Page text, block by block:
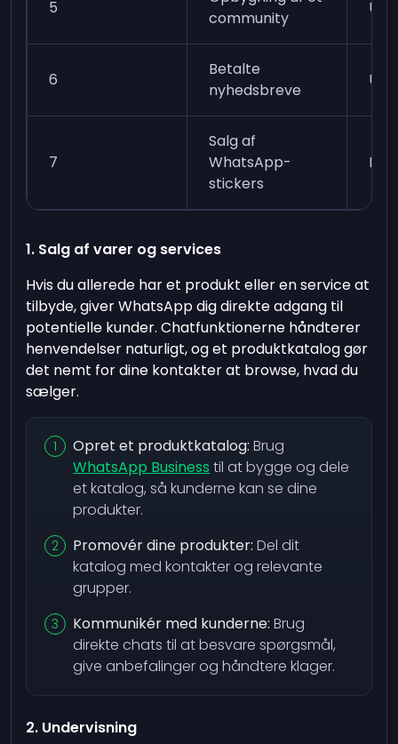
5
community
6
Betalte
nyhedsbreve
7
Salg af
WhatsApp-
stickers
1. Salg af varer og services
Hvis du allerede har et produkt eller en service at
tilbyde, giver WhatsApp dig direkte adgang til
potentielle kunder. Chatfunktionerne håndterer
henvendelser naturligt, og et produktkatalog gør
det nemt for dine kontakter at browse, hvad du
sælger.
Opret et produktkatalog: Brug
WhatsApp Business til at bygge og dele
et katalog, så kunderne kan se dine
produkter.
Promovér dine produkter: Del dit
katalog med kontakter og relevante
grupper.
Kommunikér med kunderne: Brug
direkte chats til at besvare spørgsmål,
give anbefalinger og håndtere klager.
2. Undervisning